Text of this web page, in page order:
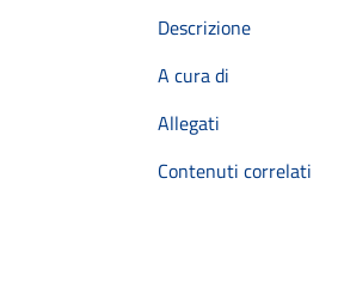
Descrizione
A cura di
Allegati
Contenuti correlati